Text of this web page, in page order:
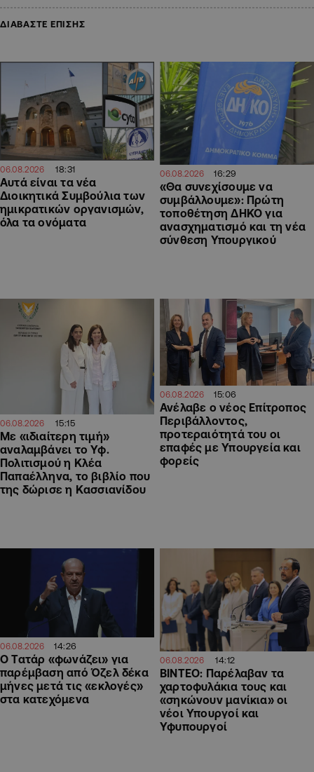
ΔΙΑΒΑΣΤΕ ΕΠΙΣΗΣ
06.08.2026 18:31
Αυτά είναι τα νέα
Διοικητικά Συμβούλια των
ημικρατικών οργανισμών,
όλα τα ονόματα
06.08.2026 16:29
«Θα συνεχίσουμε να
συμβάλλουμε»: Πρώτη
τοποθέτηση ΔΗΚΟ για
ανασχηματισμό και τη νέα
σύνθεση Υπουργικού
06.08.2026 15:15
Με «ιδιαίτερη τιμή»
αναλαμβάνει το Υφ.
Πολιτισμού η Κλέα
Παπαέλληνα, το βιβλίο που
της δώρισε η Κασσιανίδου
06.08.2026 15:06
Ανέλαβε ο νέος Επίτροπος
Περιβάλλοντος,
προτεραιότητά του οι
επαφές με Υπουργεία και
φορείς
06.08.2026 14:26
Ο Τατάρ «φωνάζει» για
παρέμβαση από Όζελ δέκα
μήνες μετά τις «εκλογές»
στα κατεχόμενα
06.08.2026 14:12
ΒΙΝΤΕΟ: Παρέλαβαν τα
χαρτοφυλάκια τους και
«σηκώνουν μανίκια» οι
νέοι Υπουργοί και
Υφυπουργοί